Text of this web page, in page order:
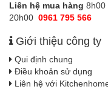
Liên hệ mua hàng 8h00
20h00 0961 795 566
Giới thiệu công ty
Qui định chung
Điều khoản sử dụng
Liên hệ với